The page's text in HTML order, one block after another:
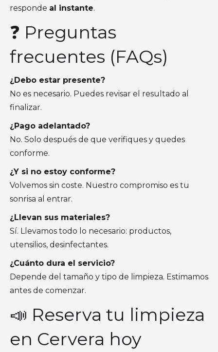
responde al instante.
❓ Preguntas
frecuentes (FAQs)
¿Debo estar presente?
No es necesario. Puedes revisar el resultado al
finalizar.
¿Pago adelantado?
No. Solo después de que verifiques y quedes
conforme.
¿Y si no estoy conforme?
Volvemos sin coste. Nuestro compromiso es tu
sonrisa al entrar.
¿Llevan sus materiales?
Sí. Llevamos todo lo necesario: productos,
utensilios, desinfectantes.
¿Cuánto dura el servicio?
Depende del tamaño y tipo de limpieza. Estimamos
antes de comenzar.
📣 Reserva tu limpieza
en Cervera hoy